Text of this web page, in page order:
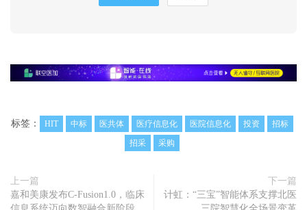
标签： HIT 中标 医共体 医疗信息化 医院信息化 投资
招标
招采
采购
上一篇
嘉和美康发布C-Fusion1.0，临床
下一篇
计虹：“三宝”智能体系支撑北医